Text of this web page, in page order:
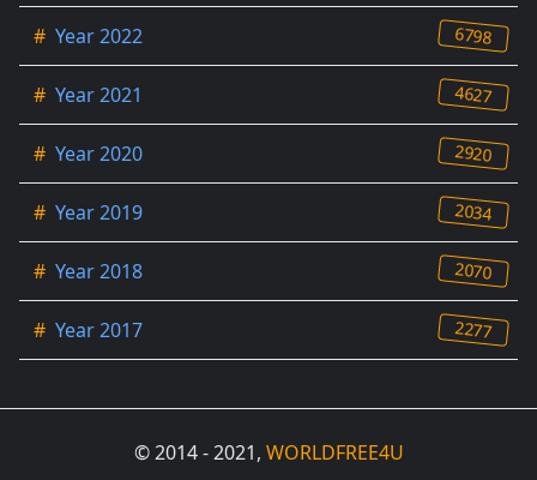
# Year 2022 6798
# Year 2021 4627
# Year 2020 2920
# Year 2019 2034
# Year 2018 2070
# Year 2017 2277
© 2014 - 2021, WORLDFREE4U